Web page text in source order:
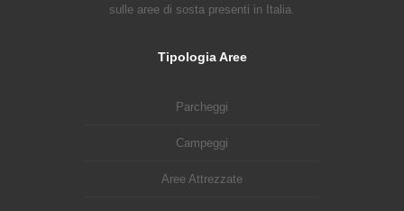
sulle aree di sosta presenti in Italia.
Tipologia Aree
Parcheggi
Campeggi
Aree Attrezzate